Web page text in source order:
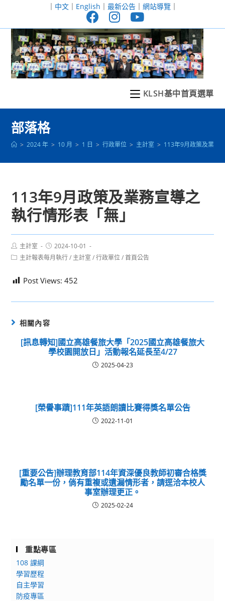
至
｜ 中文｜ English ｜ 最新公告｜ 網站導覽｜
KLSH基中首頁選單
部落格
> 2024 年 > 10 月 > 1 日 > 行政單位 > 主計室 > 113年9月政策及業務
113年9月政策及業務宣導之
執行情形表「無」
Post
author:
主計室
Post
published:
2024-10-01
Post主計報表每月執行 / 主計室 / 行政單位 / 首頁公告
Post Views: 452
相關內容
[訊息轉知]國立高雄餐旅大學「2025國立高雄餐旅大
學校園開放日」活動報名延長至4/27
2025-04-23
[榮譽事蹟]111年英語朗讀比賽得獎名單公告
2022-11-01
[重要公告]辦理教育部114年資深優良教師初審合格獎
勵名單一份，倘有重複或遺漏情形者，請逕洽本校人
事室辦理更正。
2025-02-24
重點專區
108 課綱
學習歷程
自主學習
防疫專區